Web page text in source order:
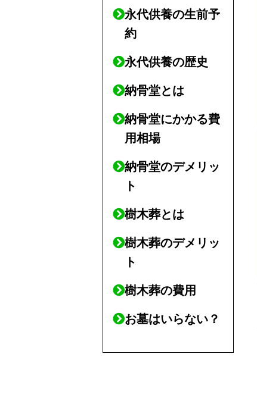
永代供養の生前予
約
永代供養の歴史
納骨堂とは
納骨堂にかかる費
用相場
納骨堂のデメリッ
ト
樹木葬とは
樹木葬のデメリッ
ト
樹木葬の費用
お墓はいらない？